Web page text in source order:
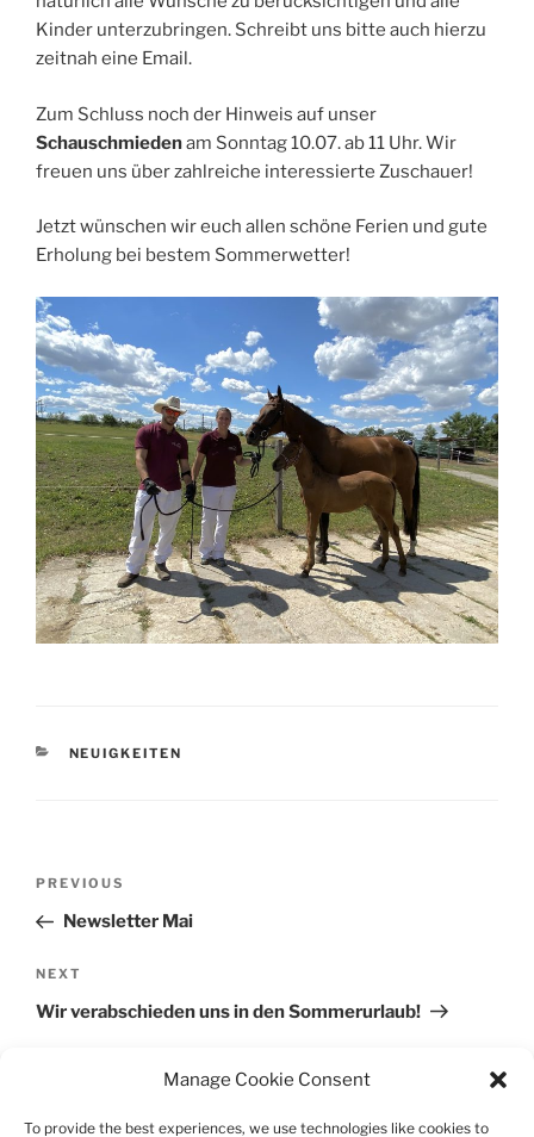
Manage Cookie Consent
To provide the best experiences, we use technologies like cookies to
Kinder unterzubringen. Schreibt uns bitte auch hierzu
zeitnah eine Email.
Zum Schluss noch der Hinweis auf unser
Schauschmiedenam Sonntag 10.07. ab 11 Uhr. Wir
freuen uns über zahlreiche interessierte Zuschauer!
Jetzt wünschen wir euch allen schöne Ferien und gute
Erholung bei bestem Sommerwetter!
CATEGORIES
NEUIGKEITEN
Previous
Post
PREVIOUS
Newsletter Mai
Next
Post
NEXT
Wir verabschieden uns in den Sommerurlaub!